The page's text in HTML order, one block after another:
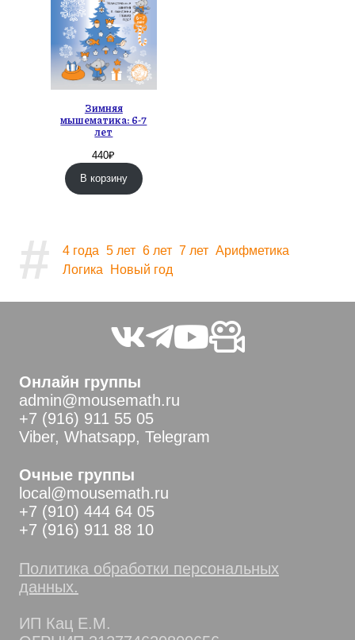
Зимняя
мышематика: 6-7
лет
440₽
В корзину
# 4 года 5 лет 6 лет 7 лет Арифметика
Логика
Новый год
Онлайн группы
admin@mousemath.ru
+7 (916) 911 55 05
Viber, Whatsapp, Telegram
Очные группы
local@mousemath.ru
+7 (910) 444 64 05
+7 (916) 911 88 10
Политика обработки персональных
данных.
ИП Кац Е.М.